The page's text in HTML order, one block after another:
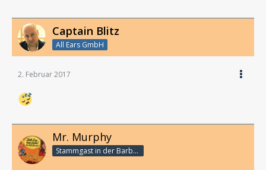
Captain Blitz
All Ears GmbH
2. Februar 2017
Mr. Murphy
Stammgast in der Barbarabar